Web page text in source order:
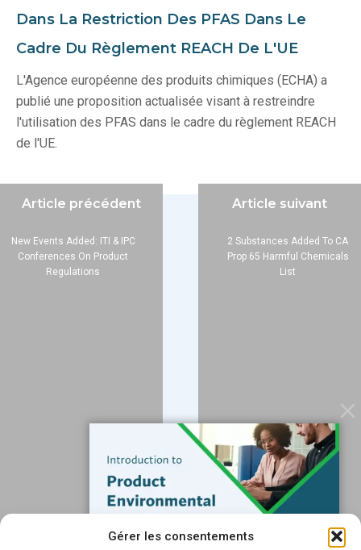
Gérer les consentements
Dans La Restriction Des PFAS Dans Le
Cadre Du Règlement REACH De L'UE
L'Agence européenne des produits chimiques (ECHA) a
publié une proposition actualisée visant à restreindre
l'utilisation des PFAS dans le cadre du règlement REACH
de l'UE.
Abonnez-vous à notre blog
Article précédent
New Events Added: ITI & IPC
Conferences On Product
Regulations
Article suivant
2 Substances Added To CA
Prop 65 Harmful Chemicals
List